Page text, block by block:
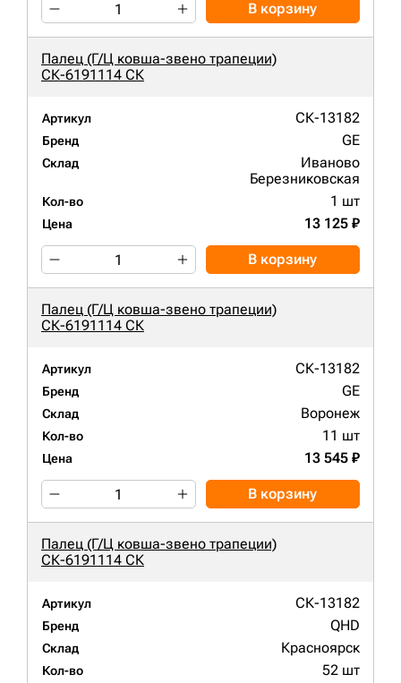
В корзину
Палец (Г/Ц ковша-звено трапеции)
СК-6191114 СК
Артикул СК-13182
Бренд GE
Склад
Иваново
Березниковская
Кол-во 1 шт
Цена 13 125 ₽
В корзину
Палец (Г/Ц ковша-звено трапеции)
СК-6191114 СК
Артикул СК-13182
Бренд GE
Склад Воронеж
Кол-во 11 шт
Цена 13 545 ₽
В корзину
Палец (Г/Ц ковша-звено трапеции)
СК-6191114 СК
Артикул СК-13182
Бренд QHD
Склад Красноярск
Кол-во 52 шт